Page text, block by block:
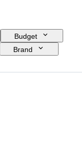
Budget
Brand